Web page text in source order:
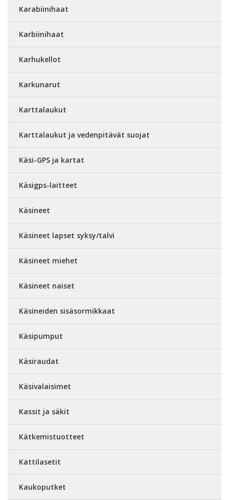
Karabiinihaat
Karbiinihaat
Karhukellot
Karkunarut
Karttalaukut
Karttalaukut ja vedenpitävät suojat
Käsi-GPS ja kartat
Käsigps-laitteet
Käsineet
Käsineet lapset syksy/talvi
Käsineet miehet
Käsineet naiset
Käsineiden sisäsormikkaat
Käsipumput
Käsiraudat
Käsivalaisimet
Kassit ja säkit
Kätkemistuotteet
Kattilasetit
Kaukoputket